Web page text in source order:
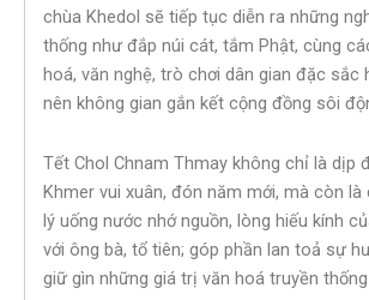
chùa Khedol sẽ tiếp tục diễn ra những
thống như đắp núi cát, tắm Phật, cùng
hoá, văn nghệ, trò chơi dân gian đặc sắc
nên không gian gắn kết cộng đồng sôi
Tết Chol Chnam Thmay không chỉ là dịp
Khmer vui xuân, đón năm mới, mà còn là
lý uống nước nhớ nguồn, lòng hiếu kính
với ông bà, tổ tiên; góp phần lan toả sự
giữ gìn những giá trị văn hoá truyền